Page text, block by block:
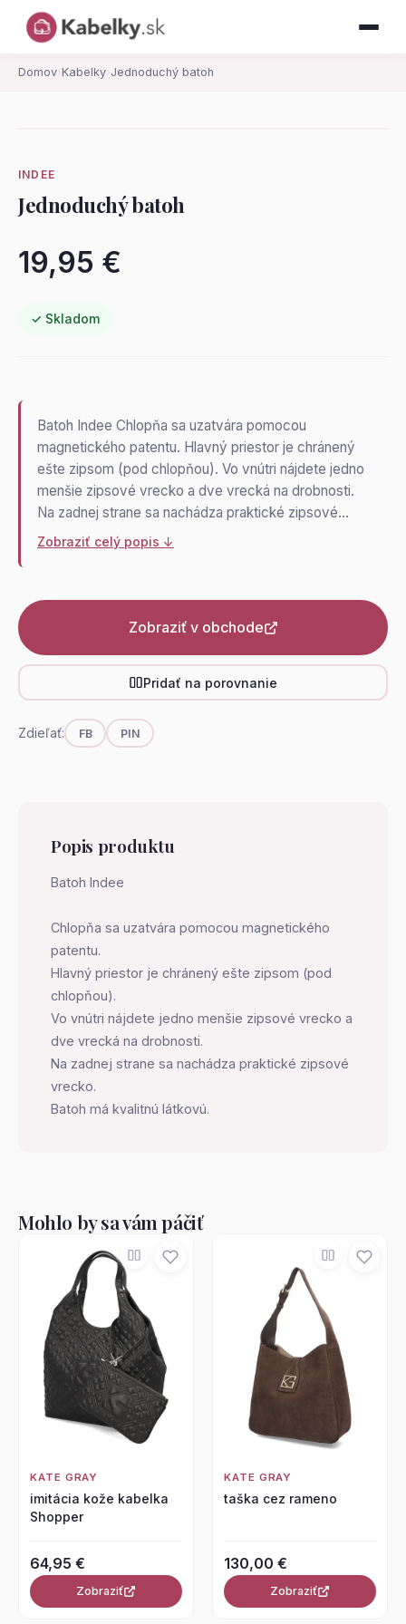
Domov› Kabelky› Jednoduchý batoh
INDEE
Jednoduchý batoh
19,95 €
✓ Skladom
Batoh Indee Chlopňa sa uzatvára pomocou
magnetického patentu. Hlavný priestor je chránený
ešte zipsom (pod chlopňou). Vo vnútri nájdete jedno
menšie zipsové vrecko a dve vrecká na drobnosti.
Na zadnej strane sa nachádza praktické zipsové…
Zobraziť celý popis ↓
Zobraziť v obchode
Pridať na porovnanie
Zdieľať: FB PIN
Popis produktu
Batoh Indee
Chlopňa sa uzatvára pomocou magnetického
patentu.
Hlavný priestor je chránený ešte zipsom (pod
chlopňou).
Vo vnútri nájdete jedno menšie zipsové vrecko a
dve vrecká na drobnosti.
Na zadnej strane sa nachádza praktické zipsové
vrecko.
Batoh má kvalitnú látkovú.
Mohlo by sa vám páčiť
KATE GRAY
imitácia kože kabelka
Shopper
64,95 €
Zobraziť
KATE GRAY
taška cez rameno
130,00 €
Zobraziť